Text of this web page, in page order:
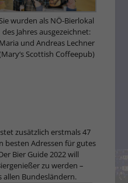
Sie wurden als NÖ-Bierlokal
des Jahres ausgezeichnet:
Maria und Andreas Lechner
Scottish Coffeepub)
zusätzlich erstmals 47
besten Adressen für gutes
Bier Guide 2022 will
zu werden –
allen Bundesländern.